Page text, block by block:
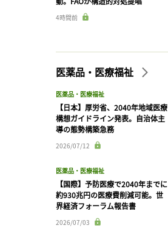
4時間前
医薬品・医療福祉
医薬品・医療福祉
【日本】厚労省、2040年地域医療
構想ガイドライン発表。自治体主
導の態勢構築急務
2026/07/12
医薬品・医療福祉
【国際】予防医療で2040年までに
約930兆円の医療費削減可能。世
界経済フォーラム報告書
2026/07/03